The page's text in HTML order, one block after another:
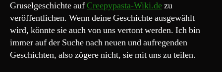
Gruselgeschichte aufCreepypasta-Wiki.dezu
veröffentlichen. Wenn deine Geschichte ausgewählt
wird, könnte sie auch von uns vertont werden. Ich bin
immer auf der Suche nach neuen und aufregenden
Geschichten, also zögere nicht, sie mit uns zu teilen.